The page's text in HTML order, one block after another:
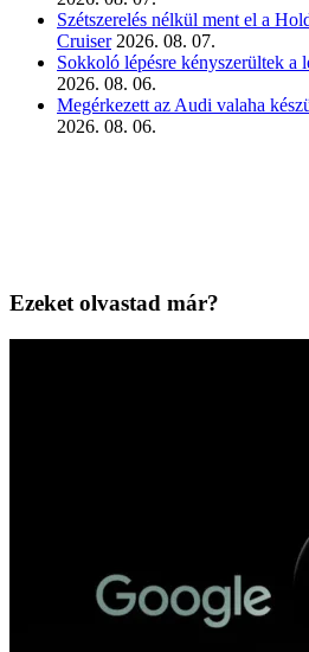
Szétszerelés nélkül ment el a
Cruiser 2026. 08. 07.
Sokkoló lépésre kényszerültek a
2026. 08. 06.
Megérkezett az Audi valaha
2026. 08. 06.
Ezeket olvastad már?